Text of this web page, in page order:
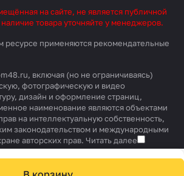
на сайте, не является публичной
товара уточняйте у менеджеров.
ресурсе применяются рекомендательные
включая (но не ограничиваясь)
фотографическую и видео
дизайн и оформление страниц,
наименование являются объектами
на интеллектуальную собственность,
законодательством и международными
авторских прав. Читать далее